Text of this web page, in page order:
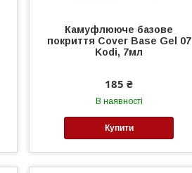
Камуфлююче базове
покриття Cover Base Gel 07
Kodi, 7мл
185 ₴
В наявності
Купити